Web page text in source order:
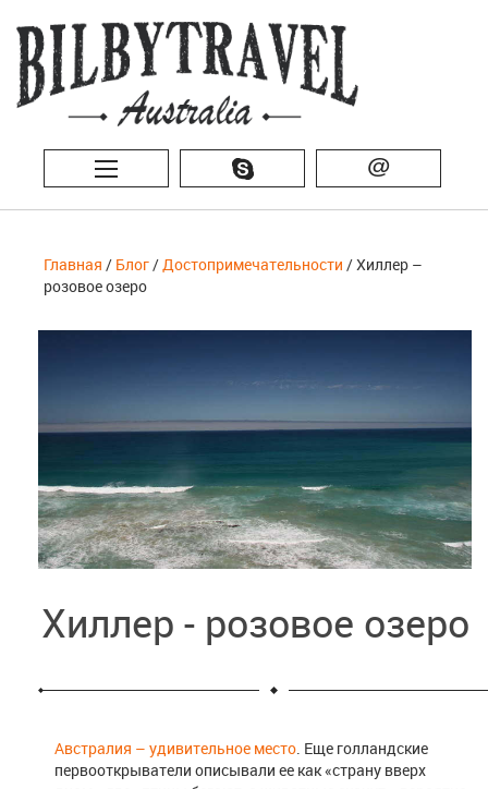
@
Главная / Блог/Достопримечательности / Хиллер –
розовое озеро
Хиллер - розовое озеро
Австралия – удивительное место. Еще голландские
первооткрыватели описывали ее как «страну вверх